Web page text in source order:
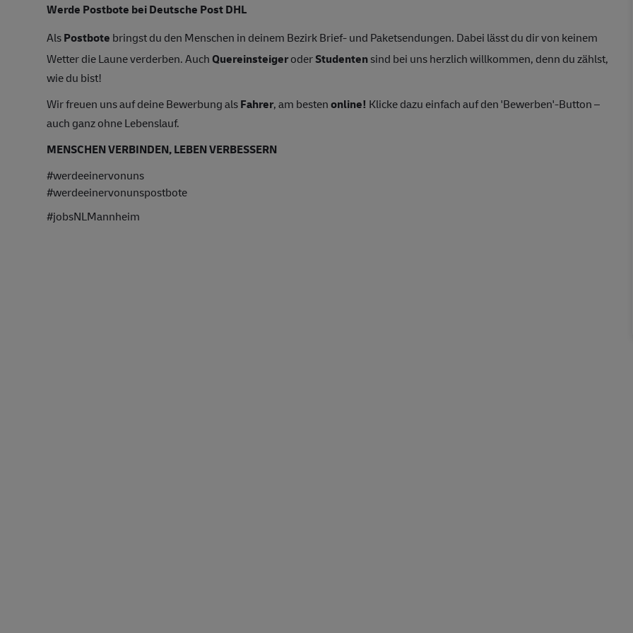
Werde Postbote bei Deutsche Post DHL
AlsPostbote bringst du den Menschen in deinem Bezirk Brief- und Paketsendungen. Dabei lässt du dir von keinem
Wetter die Laune verderben. AuchQuereinsteigeroderStudentensind bei uns herzlich willkommen, denn du zählst,
wie du bist!
Wir freuen uns auf deine Bewerbung alsFahrer, am bestenonline! Klicke dazu einfach auf den 'Bewerben'-Button –
auch ganz ohne Lebenslauf.
MENSCHEN VERBINDEN, LEBEN VERBESSERN
#werdeeinervonuns
#werdeeinervonunspostbote
#jobsNLMannheim